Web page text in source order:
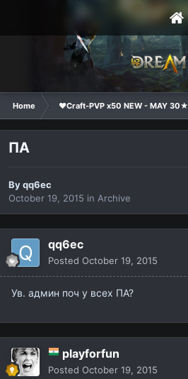
Home ❤Craft-PVP x50 NEW - MAY 30★
ПА
Byqq6ec
October 19, 2015 in Archive
qq6ec
Posted October 19, 2015
Ув. админ поч у всех ПА?
playforfun
Posted October 19, 2015